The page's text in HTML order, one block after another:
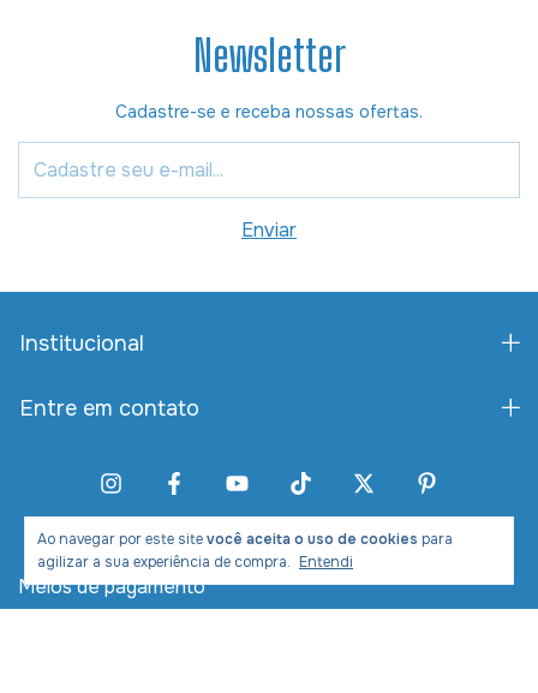
Ao navegar por este sitevocê aceita o uso de cookies para
agilizar a sua experiência de compra. Entendi
Newsletter
Cadastre-se e receba nossas ofertas.
Institucional
Entre em contato
Meios de pagamento